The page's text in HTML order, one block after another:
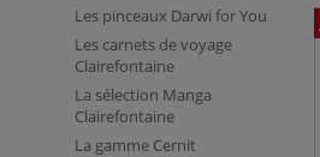
Les pinceaux Darwi for You
Les carnets de voyage
Clairefontaine
La sélection Manga
Clairefontaine
La gamme Cernit